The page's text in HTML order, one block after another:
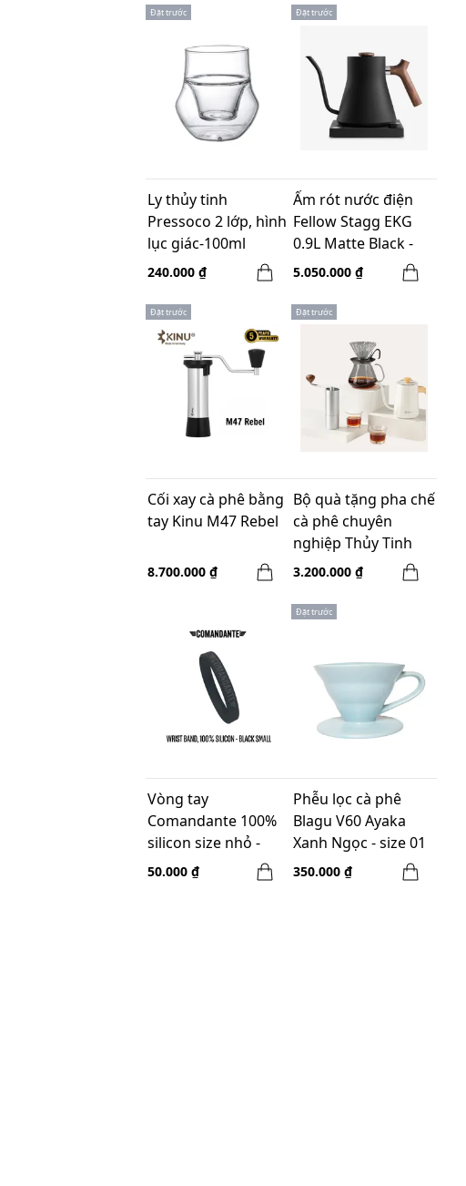
Đặt trước
Ly thủy tinh
Pressoco 2 lớp, hình
lục giác-100ml
240.000 ₫
Đặt trước
Ấm rót nước điện
Fellow Stagg EKG
0.9L Matte Black -
Tay cầm gỗ Walnut
5.050.000 ₫
Đặt trước
Cối xay cà phê bằng
tay Kinu M47 Rebel
8.700.000 ₫
Đặt trước
Bộ quà tặng pha chế
cà phê chuyên
nghiệp Thủy Tinh
Hero Z3 Pro - Màu
3.200.000 ₫
Vòng tay
Comandante 100%
silicon size nhỏ -
Đen
50.000 ₫
Đặt trước
Phễu lọc cà phê
Blagu V60 Ayaka
Xanh Ngọc - size 01
350.000 ₫